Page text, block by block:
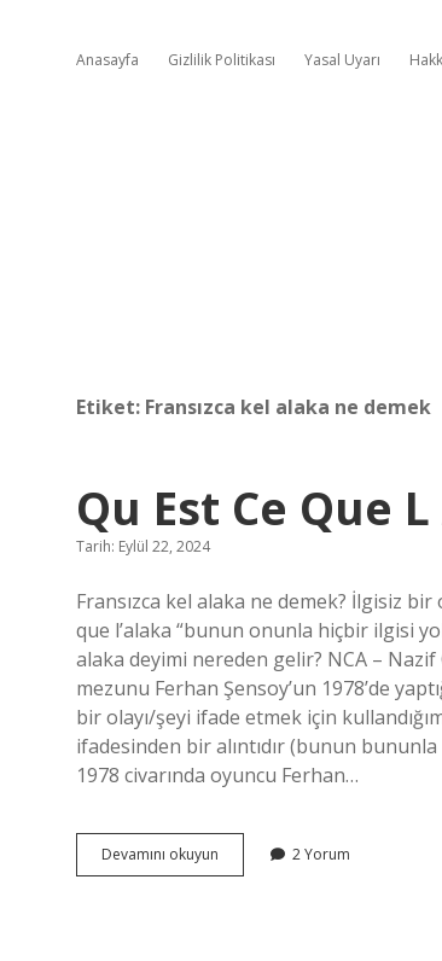
Anasayfa Gizlilik Politikası Yasal Uyarı
Etiket: Fransızca kel alaka ne demek
Qu Est Ce Que
Tarih: Eylül 22, 2024
Fransızca kel alaka ne demek? İlgisiz bir
que l’alaka “bunun onunla hiçbir ilgisi
alaka deyimi nereden gelir? NCA – Nazif
mezunu Ferhan Şensoy’un 1978’de
bir olayı/şeyi ifade etmek için
ifadesinden bir alıntıdır (bunun
1978 civarında oyuncu Ferhan…
Devamını okuyun
Est
2 Yorum